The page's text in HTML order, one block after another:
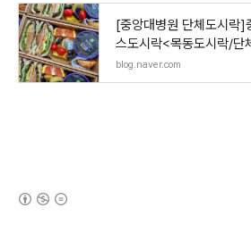
[중앙대병원 단체도시락]
스도시락<목동도시락/단
blog.naver.com